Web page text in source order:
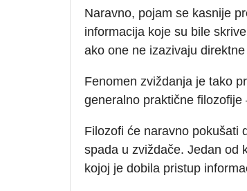
Naravno, pojam se kasnije
informacija koje su bile
ako one ne izazivaju
Fenomen zviždanja je tako
generalno praktične
Filozofi će naravno pokušati
spada u zviždače. Jedan od
kojoj je dobila pristup